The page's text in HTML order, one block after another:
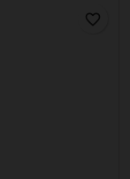
favorite_border